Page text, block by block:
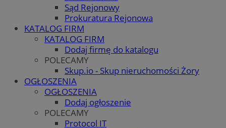
Sąd Rejonowy
Prokuratura Rejonowa
KATALOG FIRM
KATALOG FIRM
Dodaj firmę do katalogu
POLECAMY
Skup.io - Skup nieruchomości Żory
OGŁOSZENIA
OGŁOSZENIA
Dodaj ogłoszenie
POLECAMY
Protocol IT